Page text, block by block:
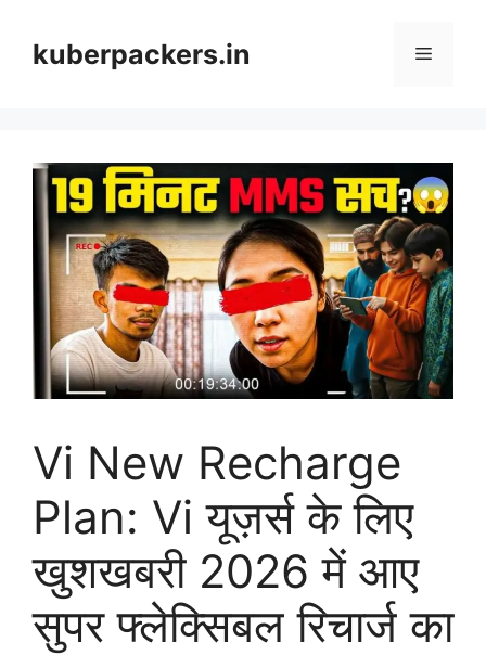
contentkuberpackers.in Menu
Vi New Recharge
Plan: Vi यूज़र्स के लिए
खुशखबरी 2026 में आए
सुपर फ्लेक्सिबल रिचार्ज का